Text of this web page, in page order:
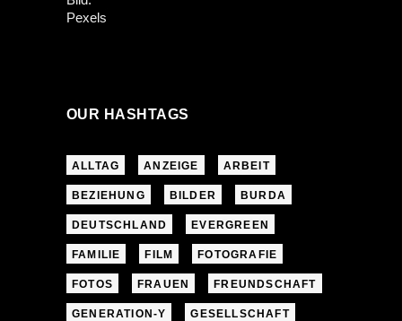
OUR HASHTAGS
ALLTAG ANZEIGE ARBEIT
BEZIEHUNG BILDER BURDA
DEUTSCHLAND EVERGREEN
FAMILIE FILM FOTOGRAFIE
FOTOS FRAUEN FREUNDSCHAFT
GENERATION-Y GESELLSCHAFT